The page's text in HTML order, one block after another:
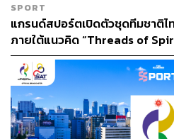
อดิเรกคือการ
SPORT
แกรนด์สปอร์ตเปิดตัวชุดทีมชาติไ
ภายใต้แนวคิด “Threads of